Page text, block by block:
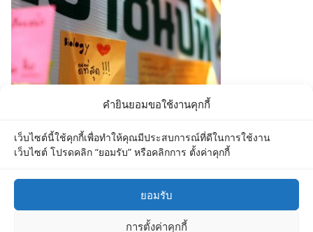
คำยินยอมขอใช้งานคุกกี้
เว็บไซต์นี้ใช้คุกกี้เพื่อทำให้คุณมีประสบการณ์ที่ดีในการใช้งาน
เว็บไซต์ โปรดคลิก “ยอมรับ” หรือคลิกการ ตั้งค่าคุกกี้
ยอมรับ
การตั้งค่าคุกกี้
e
g
i
Department of Biology MU